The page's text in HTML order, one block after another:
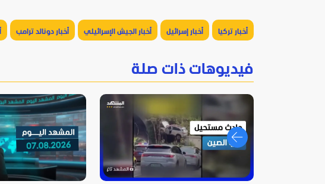
أخبار تركيا أخبار إسرائيل أخبار الجيش الإسرائيلي أخبار دونالد ترامب
فيديوهات ذات صلة